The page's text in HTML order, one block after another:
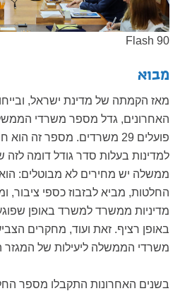
Flash 90
מבוא
מאז הקמתה של מדינת ישראל,
האחרונים, גדל מספר משרדי
פועלים 29 משרדים. מספר זה
למדינות בעלות סדר גודל דומה לזה
ממשלה יש מחירים לא מבוטלים:
החלטות, מביא לבזבוז כספי ציבור,
מדיניות ממשרד למשרד באופן
באופן רציף. זאת ועוד, מחקרים
משרדי הממשלה ליעילות של המגזר
בשנים האחרונות התקבלו מספר